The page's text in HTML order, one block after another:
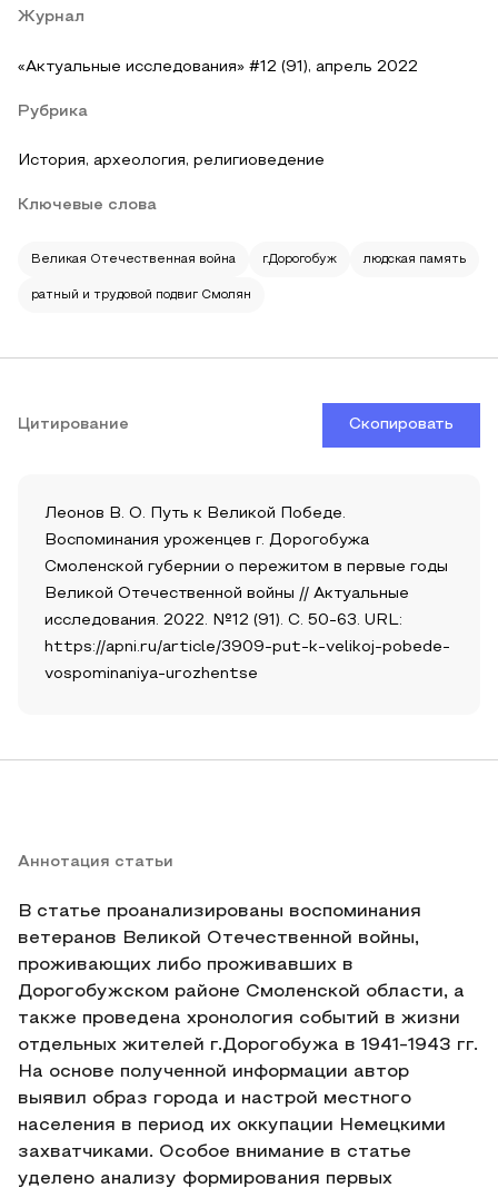
Журнал
«Актуальные исследования» #12 (91), апрель 2022
Рубрика
История, археология, религиоведение
Ключевые слова
Великая Отечественная война г.Дорогобуж людская память
ратный и трудовой подвиг Смолян
Цитирование Скопировать
Леонов В. О. Путь к Великой Победе.
Воспоминания уроженцев г. Дорогобужа
Смоленской губернии о пережитом в первые годы
Великой Отечественной войны // Актуальные
исследования. 2022. №12 (91). С. 50-63. URL:
https://apni.ru/article/3909-put-k-velikoj-pobede-
vospominaniya-urozhentse
Аннотация статьи
В статье проанализированы воспоминания
ветеранов Великой Отечественной войны,
проживающих либо проживавших в
Дорогобужском районе Смоленской области, а
также проведена хронология событий в жизни
отдельных жителей г.Дорогобужа в 1941-1943 гг.
На основе полученной информации автор
выявил образ города и настрой местного
населения в период их оккупации Немецкими
захватчиками. Особое внимание в статье
уделено анализу формирования первых